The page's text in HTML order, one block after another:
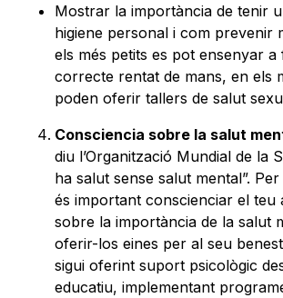
Mostrar la importància de tenir
higiene personal i com prevenir
els més petits es pot ensenyar
correcte rentat de mans, en els
poden oferir tallers de salut
Consciencia sobre la salut
diu l’Organització Mundial de la
ha salut sense salut mental”.
és important conscienciar el teu
sobre la importància de la salut
oferir-los eines per al seu
sigui oferint suport psicològic
educatiu, implementant